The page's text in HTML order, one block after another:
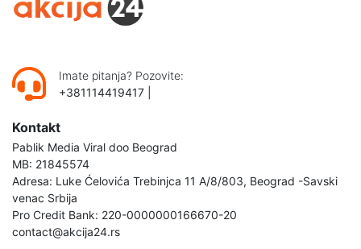
Imate pitanja? Pozovite:
+381114419417
Kontakt
Pablik Media Viral doo Beograd
MB: 21845574
Adresa: Luke Ćelovića Trebinjca 11 A/8/803, Beograd -Savski
venac Srbija
Pro Credit Bank: 220-0000000166670-20
contact@akcija24.rs